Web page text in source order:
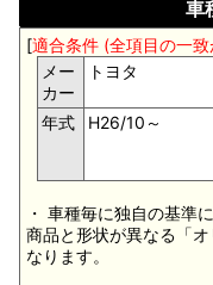
車
[適合条件 (全項目の一致
メー
カー
トヨタ
年式 H26/10～
・ 車種毎に独自の基準
商品と形状が異なる「
なります。